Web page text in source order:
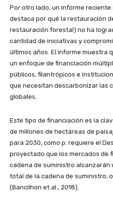
Por otro lado, un informe reciente
destaca por qué la restauración
restauración forestal) no ha
cantidad de iniciativas y
últimos años. El informe muestra
un enfoque de financiación
públicos, filantrópicos e
que necesitan descarbonizar las
globales.
Este tipo de financiación es la
de millones de hectáreas de
para 2030, como p. requiere el
proyectado que los mercados de
cadena de suministro alcanzarán
total de la cadena de suministro,
(Bancilhon et al., 2018).